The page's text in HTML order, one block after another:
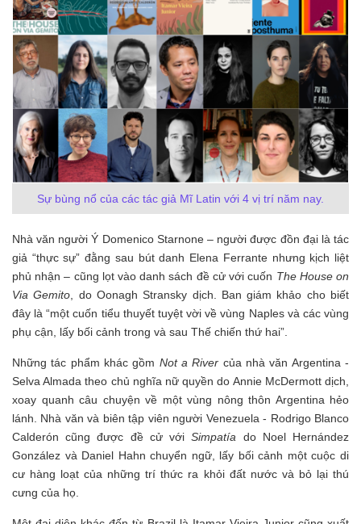
Sự bùng nổ của các tác giả Mĩ Latin với 4 vị trí năm nay.
Nhà văn người Ý Domenico Starnone – người được đồn đại là tác
giả “thực sự” đằng sau bút danh Elena Ferrante nhưng kịch liệt
phủ nhận – cũng lọt vào danh sách đề cử với cuốn The House on
Via Gemito , do Oonagh Stransky dịch. Ban giám khảo cho biết
đây là “một cuốn tiểu thuyết tuyệt vời về vùng Naples và các vùng
phụ cận, lấy bối cảnh trong và sau Thế chiến thứ hai”.
Những tác phẩm khác gồm Not a River của nhà văn Argentina -
Selva Almada theo chủ nghĩa nữ quyền do Annie McDermott dịch,
xoay quanh câu chuyện về một vùng nông thôn Argentina hẻo
lánh. Nhà văn và biên tập viên người Venezuela - Rodrigo Blanco
Calderón cũng được đề cử vớiSimpatía do Noel Hernández
González và Daniel Hahn chuyển ngữ, lấy bối cảnh một cuộc di
cư hàng loạt của những trí thức ra khỏi đất nước và bỏ lại thú
cưng của họ.